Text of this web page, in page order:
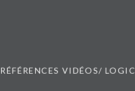
RÉFÉRENCES VIDÉOS/